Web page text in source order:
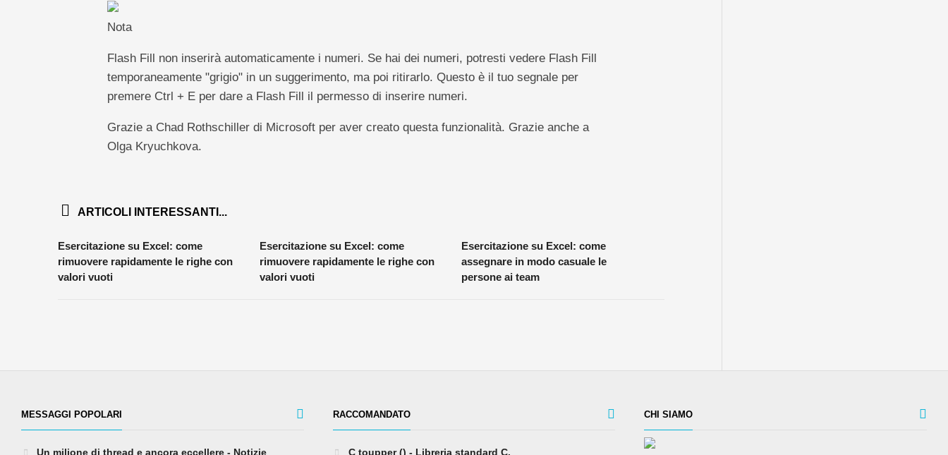
Nota
Flash Fill non inserirà automaticamente i numeri. Se hai dei numeri, potresti vedere Flash Fill
temporaneamente "grigio" in un suggerimento, ma poi ritirarlo. Questo è il tuo segnale per
premere Ctrl + E per dare a Flash Fill il permesso di inserire numeri.
Grazie a Chad Rothschiller di Microsoft per aver creato questa funzionalità. Grazie anche a
Olga Kryuchkova.
ARTICOLI INTERESSANTI...
Esercitazione su Excel: come
rimuovere rapidamente le righe con
valori vuoti
Esercitazione su Excel: come
rimuovere rapidamente le righe con
valori vuoti
Esercitazione su Excel: come
assegnare in modo casuale le
persone ai team
MESSAGGI POPOLARI
Un milione di thread e ancora eccellere - Notizie
RACCOMANDATO
C toupper () - Libreria standard C.
CHI SIAMO